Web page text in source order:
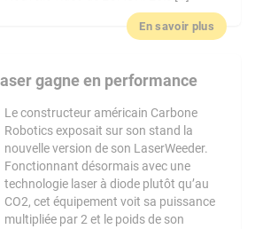
En savoir plus
gagne en performance
Le constructeur américain Carbone
Robotics exposait sur son stand la
nouvelle version de son LaserWeeder.
Fonctionnant désormais avec une
technologie laser à diode plutôt qu’au
CO2, cet équipement voit sa puissance
multipliée par 2 et le poids de son